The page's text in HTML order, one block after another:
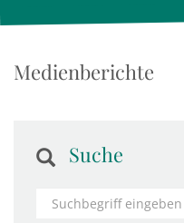
Medienberichte
Suche